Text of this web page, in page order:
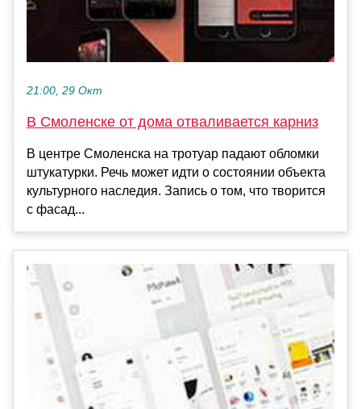
21:00, 29 Окт
В Смоленске от дома отваливается карниз
В центре Смоленска на тротуар падают обломки
штукатурки. Речь может идти о состоянии объекта
культурного наследия. Запись о том, что творится
с фасад...